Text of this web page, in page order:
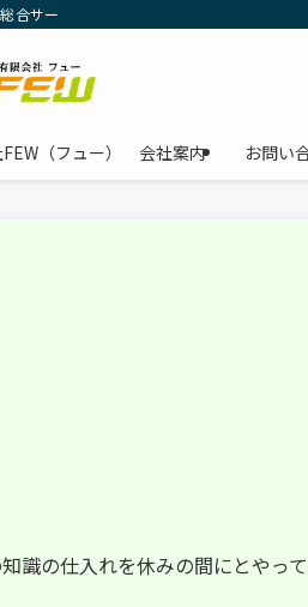
合サービス企業です。企業の事業拡大や業
FEW（フュー） 会社案内 お問い
識の仕入れを休みの間にとやっ